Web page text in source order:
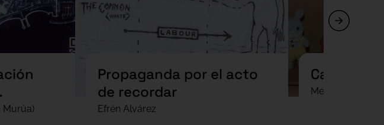
Murúa)
Propaganda por el acto
de recordar
Efrén Alvárez
Casa-
Mercedes Saya